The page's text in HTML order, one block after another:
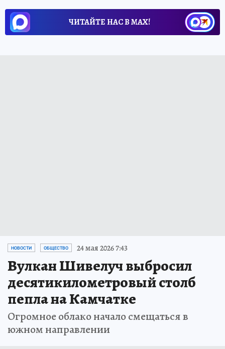
ЧИТАЙТЕ НАС В МАХ!
НОВОСТИ ОБЩЕСТВО 24 мая 2026 7:43
Вулкан Шивелуч выбросил
десятикилометровый столб
пепла на Камчатке
Огромное облако начало смещаться в
южном направлении